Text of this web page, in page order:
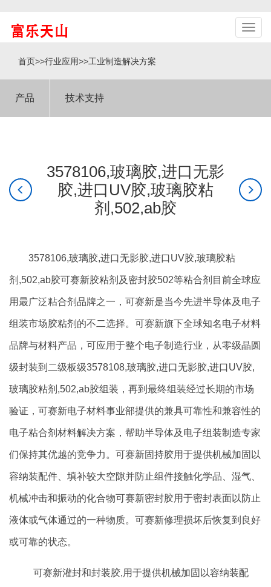
首页>>行业应用>>工业制造解决方案
产品 技术支持
3578106,玻璃胶,进口无影
胶,进口UV胶,玻璃胶粘
剂,502,ab胶
3578106,玻璃胶,进口无影胶,进口UV胶,玻璃胶粘
剂,502,ab胶可赛新胶粘剂及密封胶502等粘合剂目前全球应
用最广泛粘合剂品牌之一，可赛新是当今先进半导体及电子
组装市场胶粘剂的不二选择。可赛新旗下全球知名电子材料
品牌与材料产品，可应用于整个电子制造行业，从零级晶圆
级封装到二级板级3578108,玻璃胶,进口无影胶,进口UV胶,
玻璃胶粘剂,502,ab胶组装，再到最终组装经过长期的市场
验证，可赛新电子材料事业部提供的兼具可靠性和兼容性的
电子粘合剂材料解决方案，帮助半导体及电子组装制造专家
们保持其优越的竞争力。可赛新固持胶用于提供机械加固以
容纳装配件、填补较大空隙并防止组件接触化学品、湿气、
机械冲击和振动的化合物可赛新密封胶用于密封表面以防止
液体或气体通过的一种物质。可赛新修理损坏后恢复到良好
或可靠的状态。
可赛新灌封和封装胶,用于提供机械加固以容纳装配